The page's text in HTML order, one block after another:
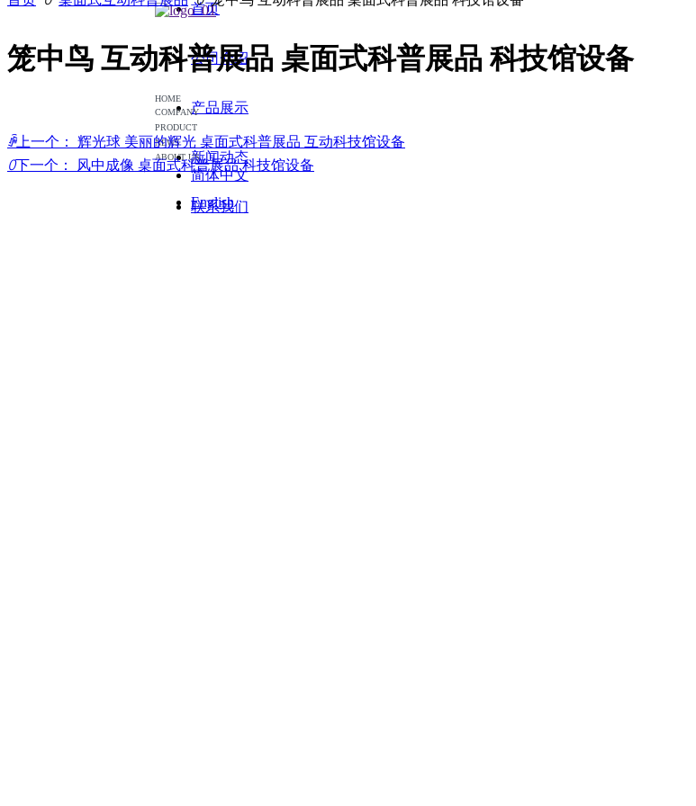
首页
公司介绍
产品展示
新闻动态
联系我们
HOME
COMPANY
PRODUCT
NEWS
ABOUT US
简体中文
English
笼中鸟 互动科普展品 桌面式科普展品 科技馆设备
ꄴ上一个：
辉光球 美丽的辉光 桌面式科普展品 互动科技馆设备
ꄲ下一个： 风中成像 桌面式科普展品 科技馆设备